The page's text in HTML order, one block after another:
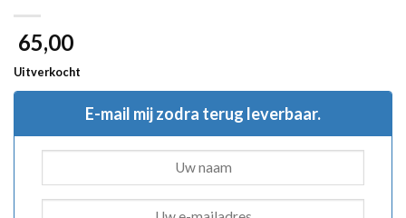
65,00
Uitverkocht
E-mail mij zodra terug leverbaar.